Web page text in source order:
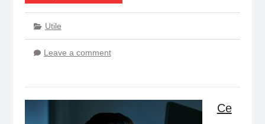
Utile
Leave a comment
Ce